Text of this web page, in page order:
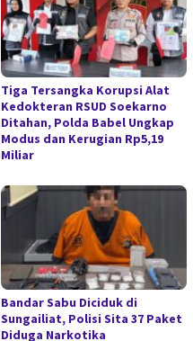
Tiga Tersangka Korupsi Alat
Kedokteran RSUD Soekarno
Ditahan, Polda Babel Ungkap
Modus dan Kerugian Rp5,19
Miliar
Bandar Sabu Diciduk di
Sungailiat, Polisi Sita 37 Paket
Diduga Narkotika